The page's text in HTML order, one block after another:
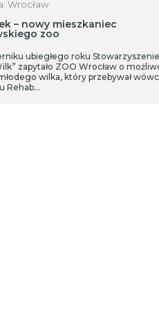
Wrocław
– nowy mieszkaniec
zoo
ubiegłego roku
zapytało ZOO Wrocław o
wilka, który przebywał
Rehab…